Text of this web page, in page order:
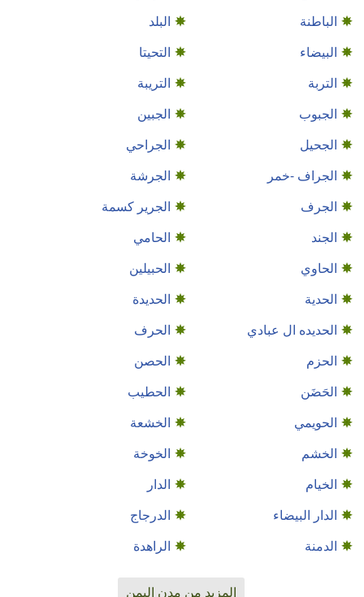
الباطنة
البلد
البيضاء
التحيتا
التربة
التريبة
الجبوب
الجبين
الجحيل
الجراحي
الجراف -خمر
الجرشة
الجرف
الجرير كسمة
الجند
الحامي
الحاوي
الحبيلين
الحدية
الحديدة
الحديده ال عبادي
الحرف
الحزم
الحصن
الحَضَن
الحطيب
الحويمي
الخشعة
الخشم
الخوخة
الخيام
الدار
الدار البيضاء
الدرجاج
الدمنة
الراهدة
المزيد من مدن اليمن